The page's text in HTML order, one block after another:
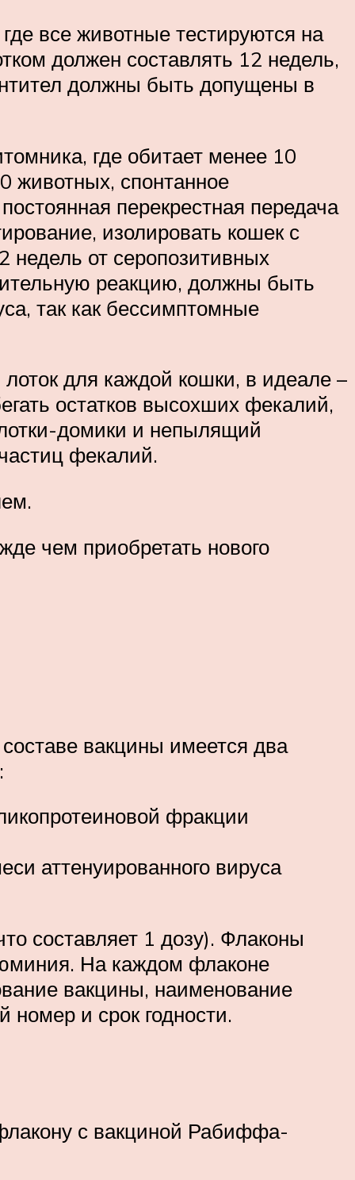
все животные тестируются на
должен составлять 12 недель,
должны быть допущены в
где обитает менее 10
животных, спонтанное
перекрестная передача
изолировать кошек с
недель от серопозитивных
реакцию, должны быть
так как бессимптомные
для каждой кошки, в идеале –
остатков высохших фекалий,
домики и непылящий
фекалий.
чем приобретать нового
вакцины имеется два
фракции
аттенуированного вируса
составляет 1 дозу). Флаконы
На каждом флаконе
вакцины, наименование
и срок годности.
с вакциной Рабиффа-